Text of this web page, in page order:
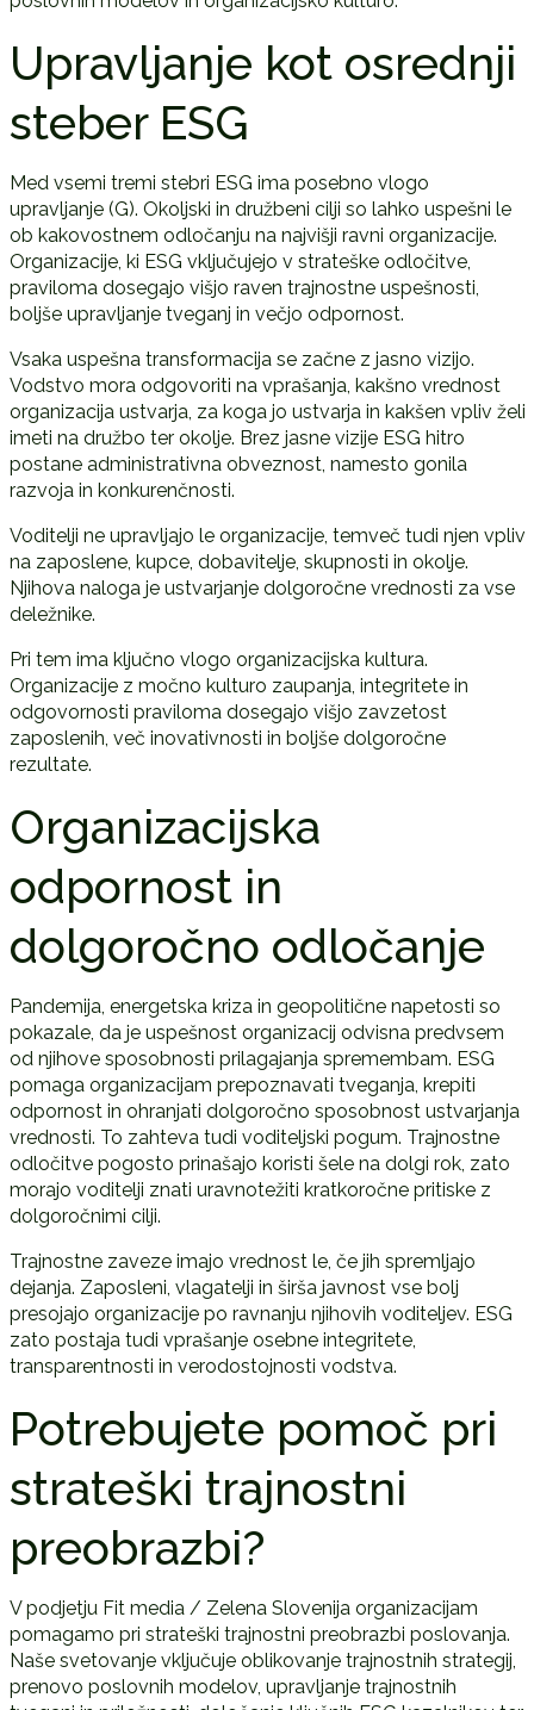
Upravljanje kot osrednji
steber ESG
Med vsemi tremi stebri ESG ima posebno vlogo
upravljanje (G). Okoljski in družbeni cilji so lahko uspešni le
ob kakovostnem odločanju na najvišji ravni organizacije.
Organizacije, ki ESG vključujejo v strateške odločitve,
praviloma dosegajo višjo raven trajnostne uspešnosti,
boljše upravljanje tveganj in večjo odpornost.
Vsaka uspešna transformacija se začne z jasno vizijo.
Vodstvo mora odgovoriti na vprašanja, kakšno vrednost
organizacija ustvarja, za koga jo ustvarja in kakšen vpliv želi
imeti na družbo ter okolje. Brez jasne vizije ESG hitro
postane administrativna obveznost, namesto gonila
razvoja in konkurenčnosti.
Voditelji ne upravljajo le organizacije, temveč tudi njen vpliv
na zaposlene, kupce, dobavitelje, skupnosti in okolje.
Njihova naloga je ustvarjanje dolgoročne vrednosti za vse
deležnike.
Pri tem ima ključno vlogo organizacijska kultura.
Organizacije z močno kulturo zaupanja, integritete in
odgovornosti praviloma dosegajo višjo zavzetost
zaposlenih, več inovativnosti in boljše dolgoročne
rezultate.
Organizacijska
odpornost in
dolgoročno odločanje
Pandemija, energetska kriza in geopolitične napetosti so
pokazale, da je uspešnost organizacij odvisna predvsem
od njihove sposobnosti prilagajanja spremembam. ESG
pomaga organizacijam prepoznavati tveganja, krepiti
odpornost in ohranjati dolgoročno sposobnost ustvarjanja
vrednosti. To zahteva tudi voditeljski pogum. Trajnostne
odločitve pogosto prinašajo koristi šele na dolgi rok, zato
morajo voditelji znati uravnotežiti kratkoročne pritiske z
dolgoročnimi cilji.
Trajnostne zaveze imajo vrednost le, če jih spremljajo
dejanja. Zaposleni, vlagatelji in širša javnost vse bolj
presojajo organizacije po ravnanju njihovih voditeljev. ESG
zato postaja tudi vprašanje osebne integritete,
transparentnosti in verodostojnosti vodstva.
Potrebujete pomoč pri
strateški trajnostni
preobrazbi?
V podjetju Fit media / Zelena Slovenija organizacijam
pomagamo pri strateški trajnostni preobrazbi poslovanja.
Naše svetovanje vključuje oblikovanje trajnostnih strategij,
prenovo poslovnih modelov, upravljanje trajnostnih